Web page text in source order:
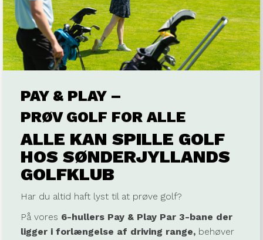
PAY & PLAY –
PRØV GOLF FOR ALLE
ALLE KAN SPILLE GOLF
HOS SØNDERJYLLANDS
GOLFKLUB
Har du altid haft lyst til at prøve golf?
På vores 6-hullers Pay & Play Par 3-bane der
ligger i forlængelse af driving range, behøver